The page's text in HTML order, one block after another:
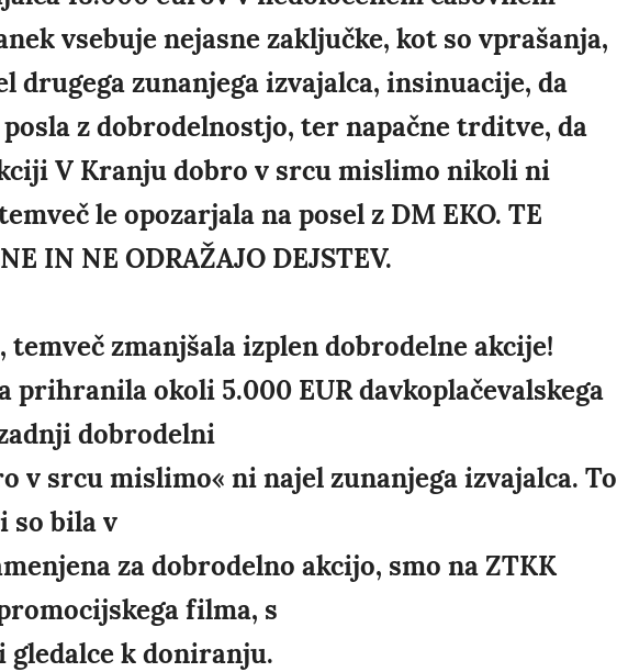
vsebuje nejasne zaključke, kot so vprašanja,
drugega zunanjega izvajalca, insinuacije, da
z dobrodelnostjo, ter napačne trditve, da
V Kranju dobro v srcu mislimo nikoli ni
le opozarjala na posel z DM EKO. TE
IN NE ODRAŽAJO DEJSTEV.
zmanjšala izplen dobrodelne akcije!
okoli 5.000 EUR davkoplačevalskega
dobrodelni
v srcu mislimo« ni najel zunanjega izvajalca. To
so bila v
za dobrodelno akcijo, smo na ZTKK
filma, s
k doniranju.